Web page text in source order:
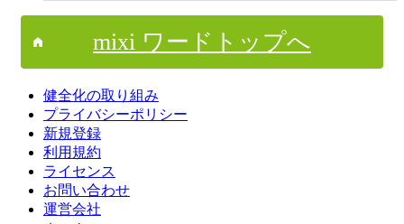
mixi ワードトップへ
健全化の取り組み
プライバシーポリシー
新規登録
利用規約
ライセンス
お問い合わせ
運営会社